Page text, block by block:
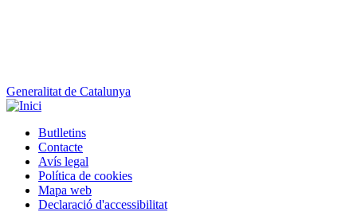
Generalitat de Catalunya
Peu
Butlletins
Contacte
Avís legal
Política de cookies
Mapa web
Declaració d'accessibilitat